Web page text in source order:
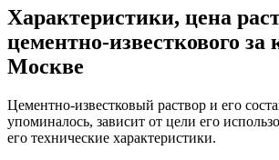
Характеристики, цена
цементно-известкового за
Москве
Цементно-известковый раствор и его
упоминалось, зависит от цели его
его технические характеристики.